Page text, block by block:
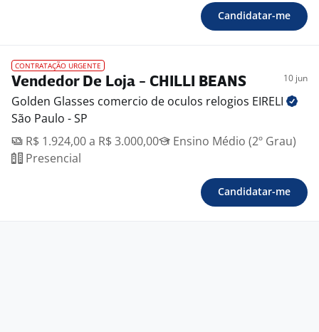
Candidatar-me
CONTRATAÇÃO URGENTE
Vendedor De Loja - CHILLI BEANS 10 jun
Golden Glasses comercio de oculos relogios EIRELI
São Paulo - SP
R$ 1.924,00 a R$ 3.000,00
Ensino Médio (2º Grau)
Presencial
Candidatar-me